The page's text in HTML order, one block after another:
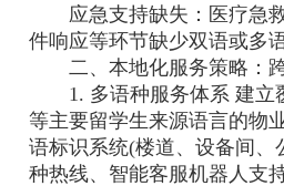
应急支持缺失：医疗急救
件响应等环节缺少双语或多
二、本地化服务策略：跨
1. 多语种服务体系 建立
等主要留学生来源语言的物
语标识系统(楼道、设备间、
种热线、智能客服机器人支